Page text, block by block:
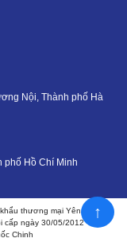
giảm âm lượng nhận
Nội, Thành phố Hà
phố Hồ Chí Minh
thương mại Yên Phát
cấp ngày 30/05/2012
Chinh
↑